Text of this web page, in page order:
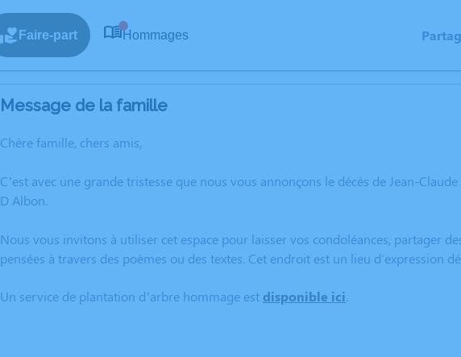
Faire-part Hommages
Message de la famille
Chère famille, chers amis,
C’est avec une grande tristesse que nous vous annonçons le décès de Jean-
D Albon.
Nous vous invitons à utiliser cet espace pour laisser vos condoléances, partager
pensées à travers des poèmes ou des textes. Cet endroit est un lieu d'expression
Un service de plantation d’arbre hommage est disponible ici.